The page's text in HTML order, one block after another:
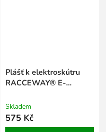
Plášť k elektroskútru
RACCEWAY® E-
Skladem
575 Kč